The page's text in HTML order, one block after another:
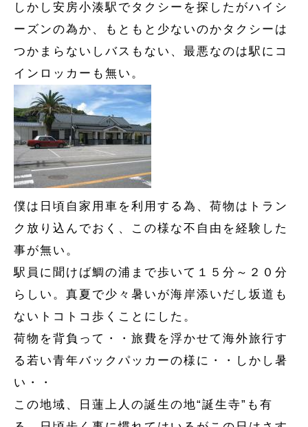
しかし安房小湊駅でタクシーを探したがハイシ
ーズンの為か、もともと少ないのかタクシーは
つかまらないしバスもない、最悪なのは駅にコ
インロッカーも無い。
僕は日頃自家用車を利用する為、荷物はトラン
ク放り込んでおく、この様な不自由を経験した
事が無い。
駅員に聞けば鯛の浦まで歩いて１５分～２０分
らしい。真夏で少々暑いが海岸添いだし坂道も
ないトコトコ歩くことにした。
荷物を背負って・・旅費を浮かせて海外旅行す
る若い青年バックパッカーの様に・・しかし暑
い・・
この地域、日蓮上人の誕生の地“誕生寺”も有